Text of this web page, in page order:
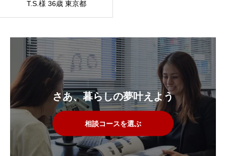
T.S.様 36歳 東京都
さあ、暮らしの夢叶えよう
相談コースを選ぶ